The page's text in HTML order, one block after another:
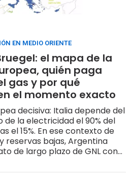
EN MEDIO ORIENTE
el mapa de la
quién paga
gas y por qué
el momento exacto
decisiva: Italia depende del
la electricidad el 90% del
el 15%. En ese contexto de
reservas bajas, Argentina
de largo plazo de GNL con